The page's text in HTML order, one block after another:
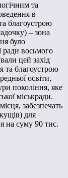
та
в
благоустрою
– зона
було
ради восьмого
цей захід
та благоустрою
освіти,
покоління, яке
міськради.
забезпечать
для
на суму 90 тис.